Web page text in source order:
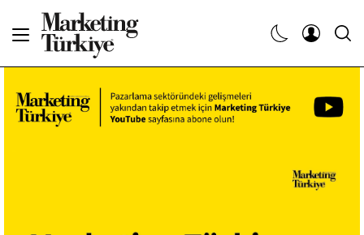
Haberler